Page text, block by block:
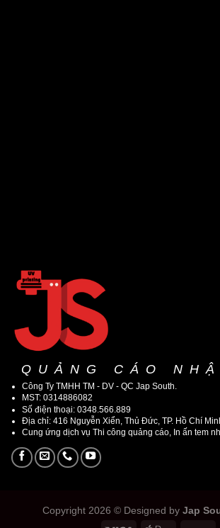
QUẢNG CÁO
Công Ty TMHH TM - DV - QC Jap South.
MST: 0314886082
Số điện thoại: 0348.566.889
Địa chỉ: 416 Nguyễn Xiển, Thủ Đức, TP. Hồ Chí
Cung ứng dịch vụ Thi công quảng cáo, In ấn tem
Copyright 2026 © Designed by Jap